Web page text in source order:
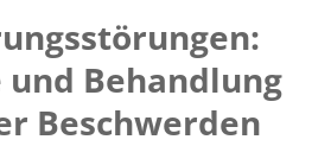
Behandlung
Beschwerden